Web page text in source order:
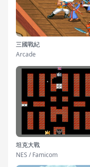
三國戰紀
Arcade
坦克大戰
NES / Famicom